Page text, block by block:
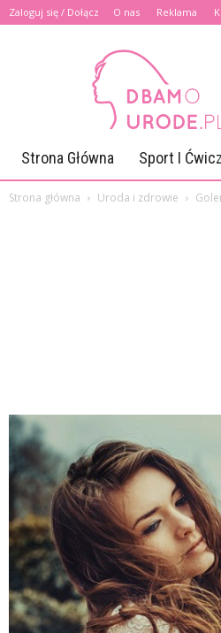
Zaloguj się / Dołącz O nas Reklama
Dbamourode.pl
Strona Główna Sport I
Strona główna Uroda i zdrowie